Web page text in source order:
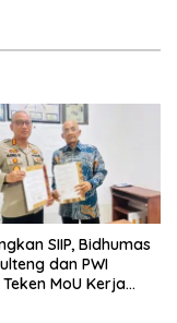
SIIP, Bidhumas
dan PWI
MoU Kerja